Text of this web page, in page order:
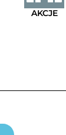
AKCJE